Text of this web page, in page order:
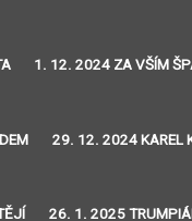
1. 12. 2024 ZA VŠÍM
29. 12. 2024 KAREL
26. 1. 2025